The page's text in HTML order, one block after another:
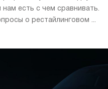
нам есть с чем сравнивать.
о рестайлинговом ...